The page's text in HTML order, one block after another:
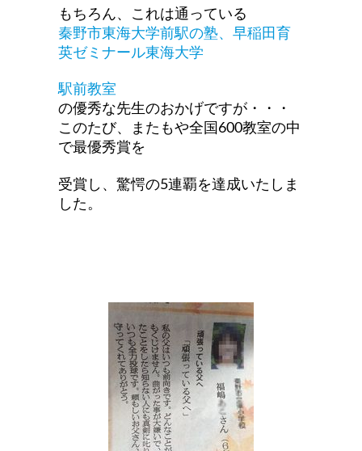
もちろん、これは通っている
秦野市東海大学前駅の塾、早稲田育
英ゼミナール東海大学
駅前教室
の優秀な先生のおかげですが・・・
このたび、またもや全国600教室の中
で最優秀賞を
受賞し、驚愕の5連覇を達成いたしま
した。